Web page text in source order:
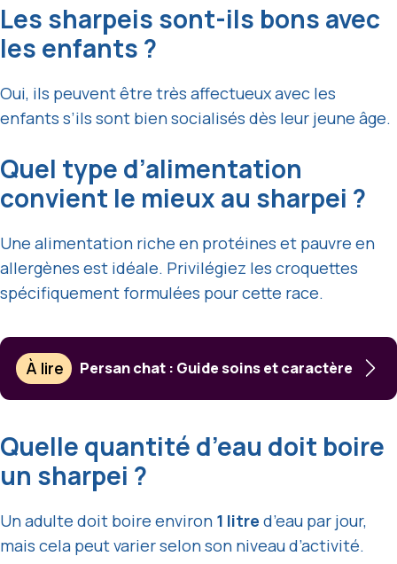
Les sharpeis sont-ils bons avec
les enfants ?
Oui, ils peuvent être très affectueux avec les
enfants s’ils sont bien socialisés dès leur jeune âge.
Quel type d’alimentation
convient le mieux au sharpei ?
Une alimentation riche en protéines et pauvre en
allergènes est idéale. Privilégiez les croquettes
spécifiquement formulées pour cette race.
À lire Persan chat : Guide soins et caractère
Quelle quantité d’eau doit boire
un sharpei ?
Un adulte doit boire environ 1 litre d’eau par jour,
mais cela peut varier selon son niveau d’activité.